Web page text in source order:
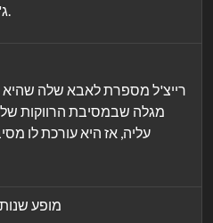
ג'ואי אחרי הלידה. כ' עב. (שח).
רייצ'ל מספרת לאבא שלה שהיא
מגלה שבמסיבת הרווקות של
עליה, אז היא עורכת לו
מופע שנות ה-70 עונה